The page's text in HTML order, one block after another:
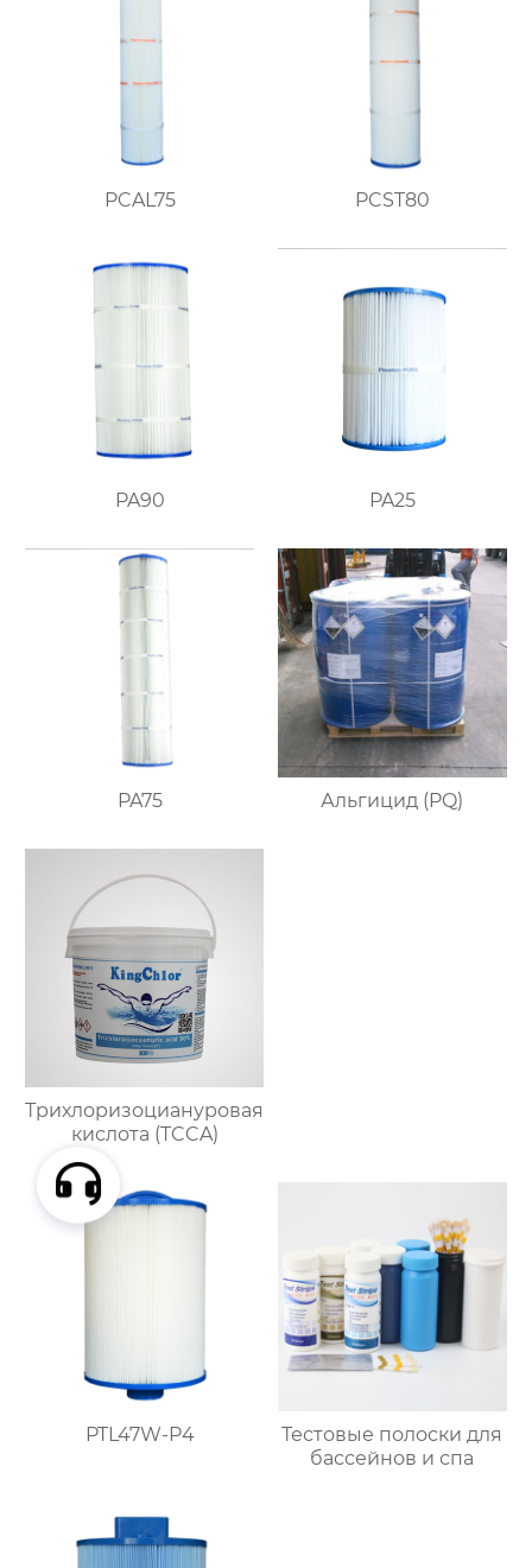
PCAL75 PCST80
PA90 PA25
PA75 Альгицид (PQ)
Трихлоризоциануровая
кислота (TCCA)
PTL47W-P4
Тестовые полоски для
бассейнов и спа